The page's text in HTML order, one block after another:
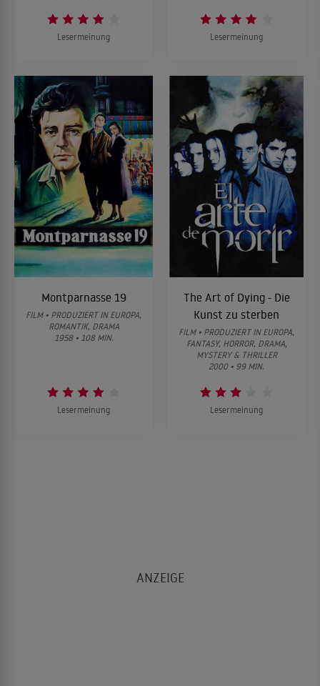
Lesermeinung Lesermeinung
Montparnasse 19
FILM • PRODUZIERT IN EUROPA,
ROMANTIK, DRAMA
1958 • 108 MIN.
Lesermeinung
The Art of Dying - Die
Kunst zu sterben
FILM • PRODUZIERT IN EUROPA,
FANTASY, HORROR, DRAMA,
MYSTERY & THRILLER
2000 • 99 MIN.
Lesermeinung